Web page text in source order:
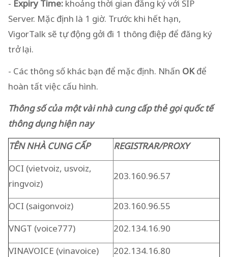
- Expiry Time: khoảng thời gian đăng ký với SIP
Server. Mặc định là 1 giờ. Trước khi hết hạn,
VigorTalk sẽ tự động gởi đi 1 thông điệp để đăng ký
trở lại.
- Các thông số khác bạn để mặc định. Nhấn OKđể
hoàn tất việc cấu hình.
Thông số của một vài nhà cung cấp thẻ gọi quốc tế
thông dụng hiện nay
TÊN NHÀ CUNG CẤP
REGISTRAR/PROXY
OCI (vietvoiz, usvoiz,
ringvoiz)
203.160.96.57
OCI (saigonvoiz)
203.160.96.55
VNGT (voice777)
202.134.16.90
VINAVOICE (vinavoice)
202.134.16.80